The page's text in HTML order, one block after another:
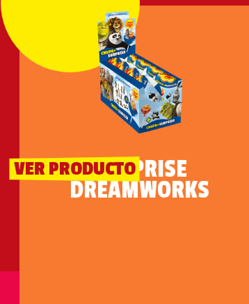
SURPRISE
DREAMWORKS
VER PRODUCTO